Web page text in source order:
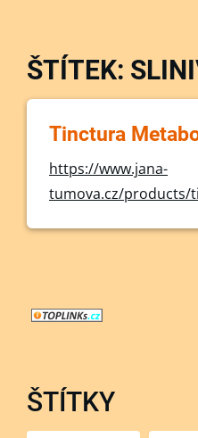
ŠTÍTEK:
Tinctura
https://www.jana-
tumova.cz/products/
ŠTÍTKY